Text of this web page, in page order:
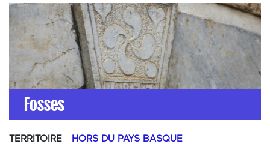
Fosses
TERRITOIRE HORS DU PAYS BASQUE